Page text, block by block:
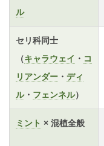
ル
セリ科同士
（キャラウェイ ・ コ
リアンダー ・ ディ
ル・ フェンネル）
ミント × 混植全般